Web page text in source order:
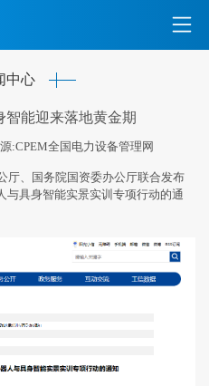
中心
智能迎来落地黄金期
:CPEM全国电力设备管理网
厅、国务院国资委办公厅联合发布
与具身智能实景实训专项行动的通